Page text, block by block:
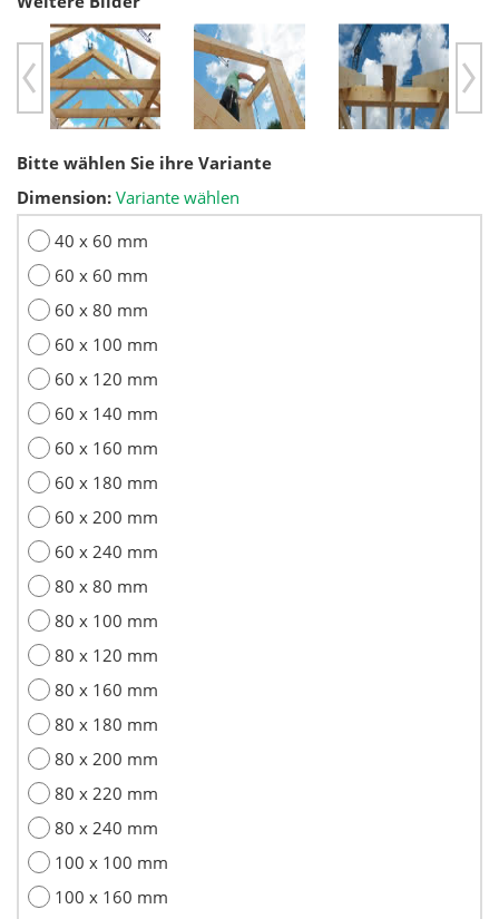
Previous
Bitte wählen Sie ihre Variante
Dimension: Variante wählen
40 x 60 mm
60 x 60 mm
60 x 80 mm
60 x 100 mm
60 x 120 mm
60 x 140 mm
60 x 160 mm
60 x 180 mm
60 x 200 mm
60 x 240 mm
80 x 80 mm
80 x 100 mm
80 x 120 mm
80 x 160 mm
80 x 180 mm
80 x 200 mm
80 x 220 mm
80 x 240 mm
100 x 100 mm
100 x 160 mm